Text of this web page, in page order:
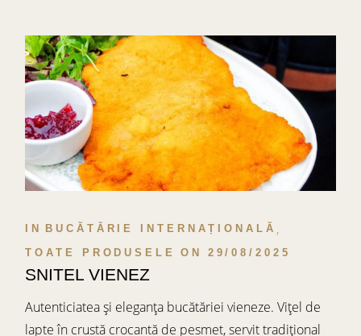
IN
BUCĂTĂRIE INTERNAȚIONALĂ
TOATE PRODUSELE
ON 29/08/2025
SNITEL VIENEZ
Autenticiatea și eleganța bucătăriei vieneze. Vițel de
lapte în crustă crocantă de pesmet, servit tradițional